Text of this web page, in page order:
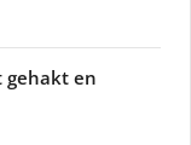
gehakt en